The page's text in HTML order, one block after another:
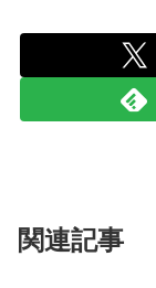
関連記事